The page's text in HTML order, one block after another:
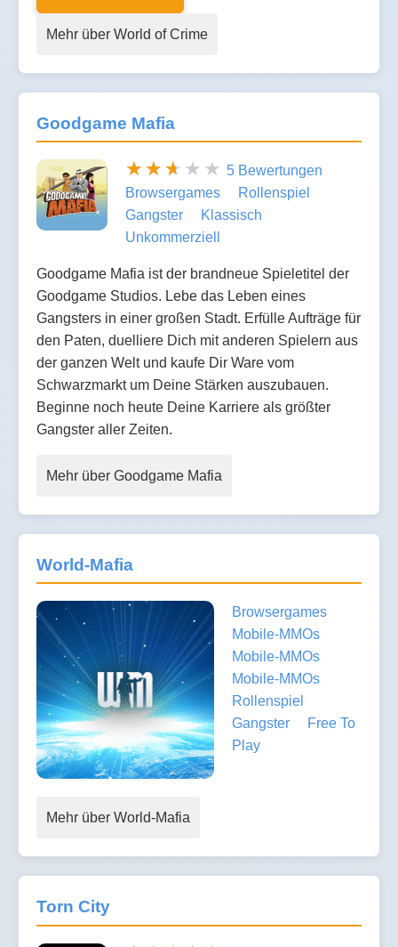
Mehr über World of Crime
Goodgame Mafia
5 Bewertungen
Browsergames
Rollenspiel
Gangster
Klassisch
Unkommerziell
Goodgame Mafia ist der brandneue Spieletitel der
Goodgame Studios. Lebe das Leben eines
Gangsters in einer großen Stadt. Erfülle Aufträge für
den Paten, duelliere Dich mit anderen Spielern aus
der ganzen Welt und kaufe Dir Ware vom
Schwarzmarkt um Deine Stärken auszubauen.
Beginne noch heute Deine Karriere als größter
Gangster aller Zeiten.
Mehr über Goodgame Mafia
World-Mafia
Browsergames
Mobile-MMOs
Mobile-MMOs
Mobile-MMOs
Rollenspiel
Gangster
Free To
Play
Mehr über World-Mafia
Torn City